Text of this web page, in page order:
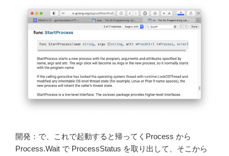
開発：で、これで起動すると帰ってくProcess から
Process.Wait で ProcessStatus を取り出して、そこから